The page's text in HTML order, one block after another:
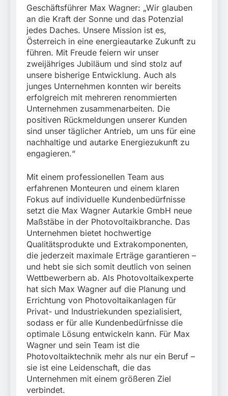
Bahnverkehr
Geschäftsführer Max Wagner: „Wir glauben
an die Kraft der Sonne und das Potenzial
jedes Daches. Unsere Mission ist es,
Österreich in eine energieautarke Zukunft zu
führen. Mit Freude feiern wir unser
zweijähriges Jubiläum und sind stolz auf
unsere bisherige Entwicklung. Auch als
junges Unternehmen konnten wir bereits
erfolgreich mit mehreren renommierten
Unternehmen zusammenarbeiten. Die
positiven Rückmeldungen unserer Kunden
sind unser täglicher Antrieb, um uns für eine
nachhaltige und autarke Energiezukunft zu
engagieren.“
Mit einem professionellen Team aus
erfahrenen Monteuren und einem klaren
Fokus auf individuelle Kundenbedürfnisse
setzt die Max Wagner Autarkie GmbH neue
Maßstäbe in der Photovoltaikbranche. Das
Unternehmen bietet hochwertige
Qualitätsprodukte und Extrakomponenten,
die jederzeit maximale Erträge garantieren –
und hebt sie sich somit deutlich von seinen
Wettbewerbern ab. Als Photovoltaikexperte
hat sich Max Wagner auf die Planung und
Errichtung von Photovoltaikanlagen für
Privat- und Industriekunden spezialisiert,
sodass er für alle Kundenbedürfnisse die
optimale Lösung entwickeln kann. Für Max
Wagner und sein Team ist die
Photovoltaiktechnik mehr als nur ein Beruf –
sie ist eine Leidenschaft, die das
Unternehmen mit einem größeren Ziel
verbindet.